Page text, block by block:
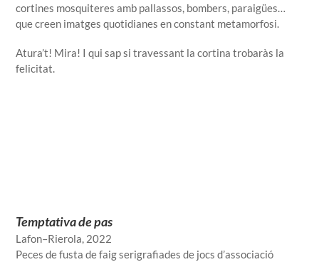
cortines mosquiteres amb pallassos, bombers, paraigües…
que creen imatges quotidianes en constant metamorfosi.
Atura’t! Mira! I qui sap si travessant la cortina trobaràs la
felicitat.
Temptativa de pas
Lafon–Rierola, 2022
Peces de fusta de faig serigrafiades de jocs d’associació